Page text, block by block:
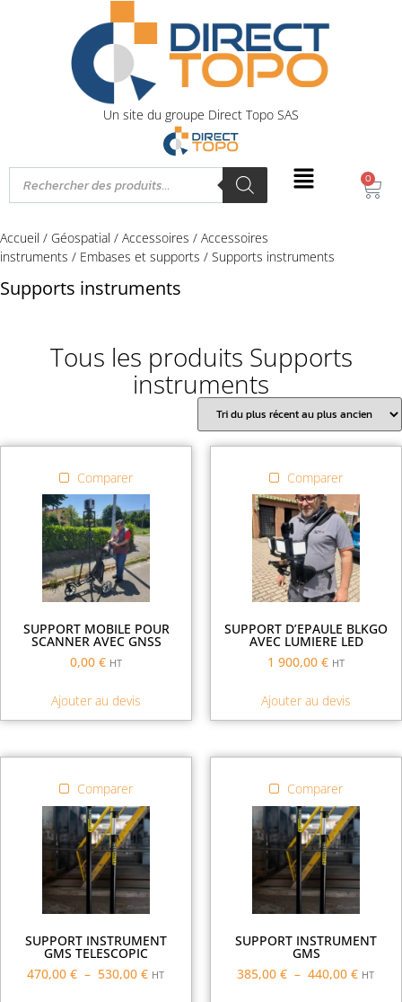
Un site du groupe Direct Topo SAS
0
Accueil / Géospatial / Accessoires / Accessoires
instruments / Embases et supports / Supports instruments
Supports instruments
Tous les produits Supports
instruments
Comparer
SUPPORT MOBILE POUR
SCANNER AVEC GNSS
0,00 € HT
Ajouter au devis
Comparer
SUPPORT D’EPAULE BLKGO
AVEC LUMIERE LED
1 900,00 € HT
Ajouter au devis
Comparer
SUPPORT INSTRUMENT
GMS TELESCOPIC
470,00€ – 530,00€ HT
Comparer
SUPPORT INSTRUMENT
GMS
385,00€ – 440,00€ HT